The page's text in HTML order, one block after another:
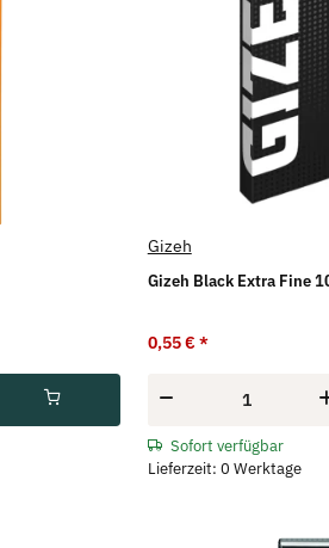
Gizeh
Gizeh Black Extra Fine
0,55 € *
Sofort verfügbar
Lieferzeit: 0 Werktage